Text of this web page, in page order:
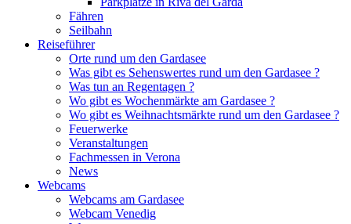
Fähren
Seilbahn
Reiseführer
Orte rund um den Gardasee
Was gibt es Sehenswertes rund um den Gardasee ?
Was tun an Regentagen ?
Wo gibt es Wochenmärkte am Gardasee ?
Wo gibt es Weihnachtsmärkte rund um den Gardasee ?
Feuerwerke
Veranstaltungen
Fachmessen in Verona
News
Webcams
Webcams am Gardasee
Webcam Venedig